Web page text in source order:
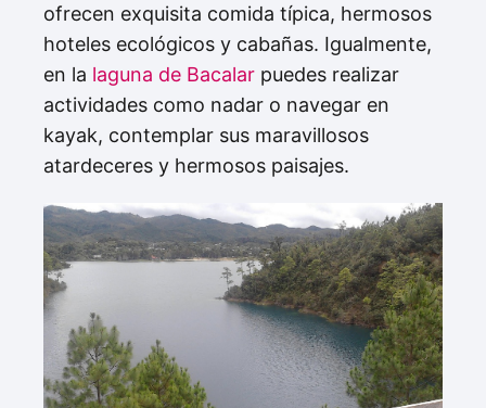
ofrecen exquisita comida típica, hermosos
hoteles ecológicos y cabañas. Igualmente,
en la laguna de Bacalar puedes realizar
actividades como nadar o navegar en
kayak, contemplar sus maravillosos
atardeceres y hermosos paisajes.